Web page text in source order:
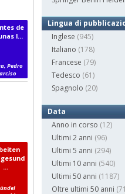
de
l...
Pedro
...
Lingua di
Inglese (945)
Italiano (178)
Francese (79)
Tedesco (61)
Spagnolo (20)
Data
Anno in corso (12)
Ultimi 2 anni (96)
Ultimi 5 anni (294)
Ultimi 10 anni (540)
Ultimi 50 anni (1187)
Oltre ultimi 50 anni